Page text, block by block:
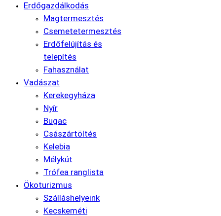
Erdőgazdálkodás
Magtermesztés
Csemetetermesztés
Erdőfelújítás és
telepítés
Fahasználat
Vadászat
Kerekegyháza
Nyír
Bugac
Császártöltés
Kelebia
Mélykút
Trófea ranglista
Ökoturizmus
Szálláshelyeink
Kecskeméti